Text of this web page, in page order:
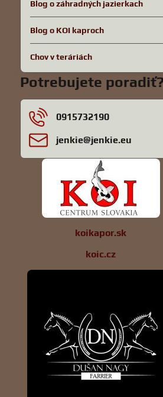
Blog o záhradných jazierkach
Blog o KOI kaproch
Chov v teráriách
Potrebujete poradiť?
0915732190
jenkie​@jenkie​.eu
koikapor.sk
koic.cz